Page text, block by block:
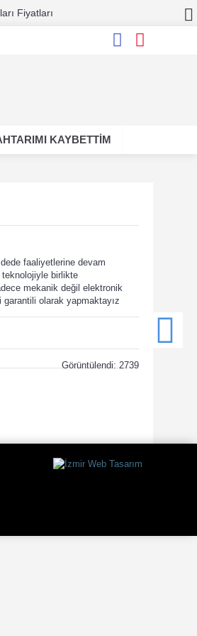
Fiyatları
KAYBETTİM
faaliyetlerine devam
teknolojiyle birlikte
mekanik değil elektronik
olarak yapmaktayız
Görüntülendi: 2739